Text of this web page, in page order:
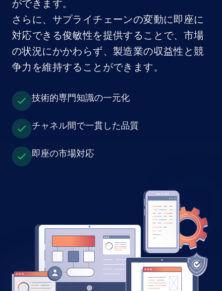
ができます。
さらに、サプライチェーンの変動に即座に
対応できる俊敏性を提供することで、市場
の状況にかかわらず、製造業の収益性と競
争力を維持することができます。
技術的専門知識の一元化
チャネル間で一貫した品質
即座の市場対応